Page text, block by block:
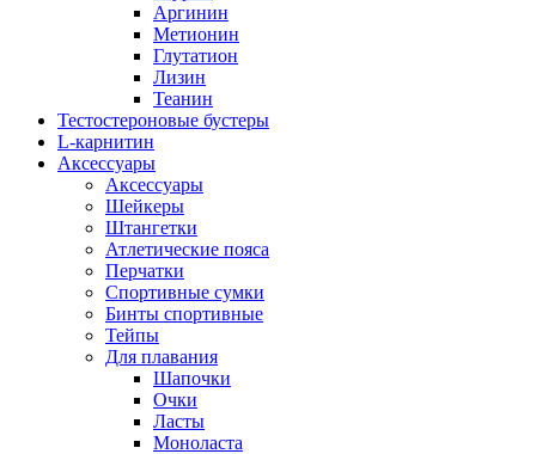
Аргинин
Метионин
Глутатион
Лизин
Теанин
Тестостероновые бустеры
L-карнитин
Аксессуары
Аксессуары
Шейкеры
Штангетки
Атлетические пояса
Перчатки
Спортивные сумки
Бинты спортивные
Тейпы
Для плавания
Шапочки
Очки
Ласты
Моноласта